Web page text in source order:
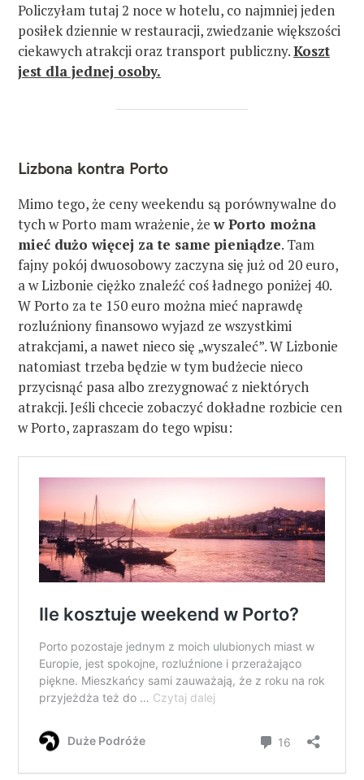
Policzyłam tutaj 2 noce w hotelu, co najmniej jeden
posiłek dziennie w restauracji, zwiedzanie większości
ciekawych atrakcji oraz transport publiczny.Koszt
jest dla jednej osoby.
Lizbona kontra Porto
Mimo tego, że ceny weekendu są porównywalne do
tych w Porto mam wrażenie, żew Porto można
mieć dużo więcej za te same pieniądze. Tam
fajny pokój dwuosobowy zaczyna się już od 20 euro,
a w Lizbonie ciężko znaleźć coś ładnego poniżej 40.
W Porto za te 150 euro można mieć naprawdę
rozluźniony finansowo wyjazd ze wszystkimi
atrakcjami, a nawet nieco się „wyszaleć”. W Lizbonie
natomiast trzeba będzie w tym budżecie nieco
przycisnąć pasa albo zrezygnować z niektórych
atrakcji. Jeśli chcecie zobaczyć dokładne rozbicie cen
w Porto, zapraszam do tego wpisu: